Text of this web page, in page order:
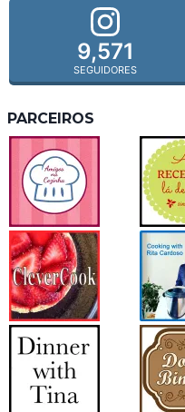
9,571
SEGUIDORES
PARCEIROS